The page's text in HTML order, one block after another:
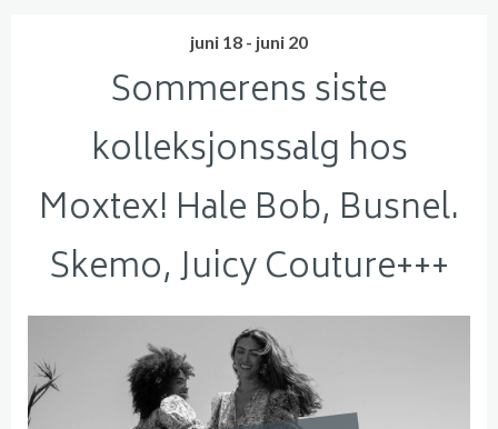
juni 18 - juni 20
Sommerens siste
kolleksjonssalg hos
Moxtex! Hale Bob, Busnel.
Skemo, Juicy Couture+++